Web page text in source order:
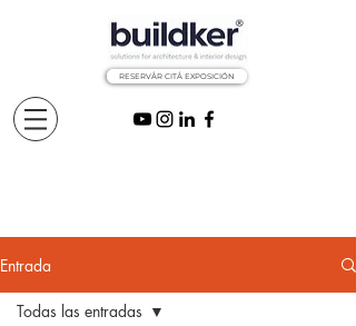
RESERVÅR CITÅ EXPOSICIÓN
Entrada
Todas las entradas